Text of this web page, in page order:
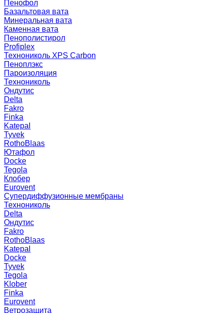
Пенофол
Базальтовая вата
Минеральная вата
Каменная вата
Пенополистирол
Profiplex
Технониколь XPS Carbon
Пеноплэкс
Пароизоляция
Технониколь
Ондутис
Delta
Fakro
Finka
Katepal
Tyvek
RothoBlaas
Ютафол
Docke
Tegola
Клобер
Eurovent
Супердиффузионные мембраны
Технониколь
Delta
Ондутис
Fakro
RothoBlaas
Katepal
Docke
Tyvek
Tegola
Klober
Finka
Eurovent
Ветрозащита